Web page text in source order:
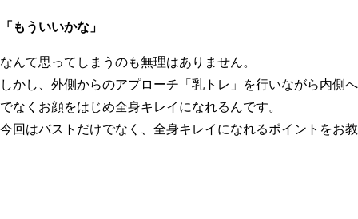
「もういいかな」
なんて思ってしまうのも無理はありません。
しかし、外側からのアプローチ「乳トレ」を行いながら内側
でなくお顔をはじめ全身キレイになれるんです。
今回はバストだけでなく、全身キレイになれるポイントをお